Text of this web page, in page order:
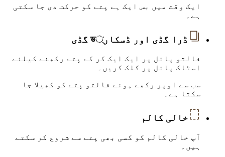
ایک وقت میں بس ایک ہے پتے کو حرکت دی جا سکتی
ہے۔
ڈرا گڈی اور ڈسکار্ড گڈی
فالتو پائل پر ایک ایک کر کے پتے رکھنے کیلئے
اسٹاک پائل پر کلک کریں۔
سب سے اوپر رکھے ہوئے فالتو پتے کو کھیلا جا
سکتا ہے۔
خالی کالم
آپ خالی کالم کو کسی بھی پتے سے شروع کر سکتے
ہیں۔